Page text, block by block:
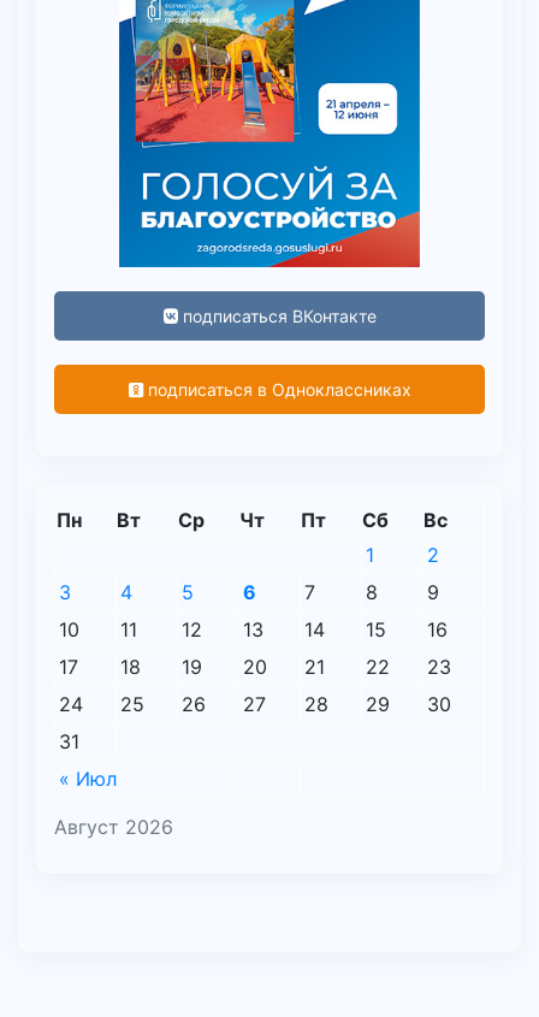
подписаться ВКонтакте
подписаться в Одноклассниках
Август 2026
Пн Вт Ср Чт Пт Сб Вс
« Июл
1
2
3
4 5 6 7 8
9
10
11 12 13 14 15
16
17
18 19 20 21 22
23
24
25 26 27 28 29
30
31